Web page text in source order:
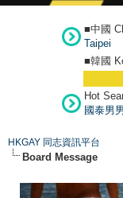
■中國
Taipei
■韓國
Hot
國泰男
HKGAY 同志資訊平台
Board Message